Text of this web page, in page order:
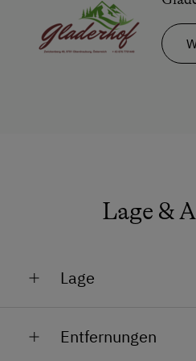
Wohlfühlvollpension
Lunchpaket für
Lage &
Lage
Am Berg
Entfernungen